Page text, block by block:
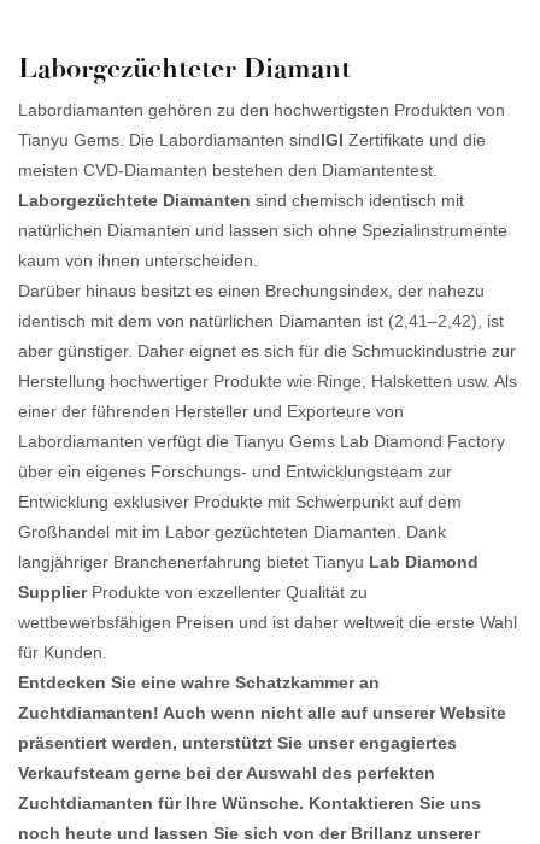
Laborgezüchteter Diamant
Labordiamanten gehören zu den hochwertigsten Produkten von
Tianyu Gems. Die Labordiamanten sindIGI Zertifikate und die
meisten CVD-Diamanten bestehen den Diamantentest.
Laborgezüchtete Diamanten sind chemisch identisch mit
natürlichen Diamanten und lassen sich ohne Spezialinstrumente
kaum von ihnen unterscheiden.
Darüber hinaus besitzt es einen Brechungsindex, der nahezu
identisch mit dem von natürlichen Diamanten ist (2,41–2,42), ist
aber günstiger. Daher eignet es sich für die Schmuckindustrie zur
Herstellung hochwertiger Produkte wie Ringe, Halsketten usw. Als
einer der führenden Hersteller und Exporteure von
Labordiamanten verfügt die Tianyu Gems Lab Diamond Factory
über ein eigenes Forschungs- und Entwicklungsteam zur
Entwicklung exklusiver Produkte mit Schwerpunkt auf dem
Großhandel mit im Labor gezüchteten Diamanten. Dank
langjähriger Branchenerfahrung bietet Tianyu Lab Diamond
SupplierProdukte von exzellenter Qualität zu
wettbewerbsfähigen Preisen und ist daher weltweit die erste Wahl
für Kunden.
Entdecken Sie eine wahre Schatzkammer an
Zuchtdiamanten! Auch wenn nicht alle auf unserer Website
präsentiert werden, unterstützt Sie unser engagiertes
Verkaufsteam gerne bei der Auswahl des perfekten
Zuchtdiamanten für Ihre Wünsche. Kontaktieren Sie uns
noch heute und lassen Sie sich von der Brillanz unserer